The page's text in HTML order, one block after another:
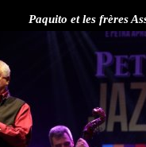
Paquito et les frères